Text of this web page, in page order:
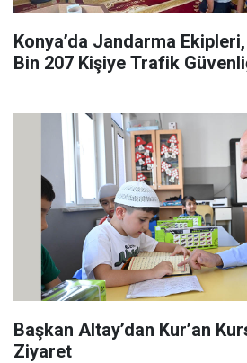
Konya’da Jandarma
Bin 207 Kişiye Trafik
Başkan Altay’dan Kur’an
Ziyaret